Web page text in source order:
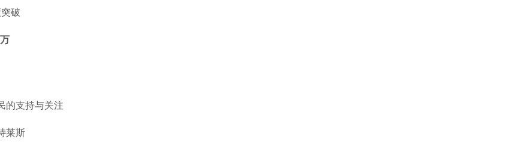
破
的支持与关注
莱斯